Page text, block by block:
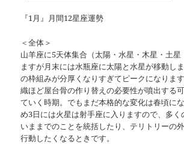
『1月』月間12星座運勢
＜全体＞
山羊座に5天体集合（太陽・水星・木星・土
ますが月末には水瓶座に太陽と水星が移動し
の枠組みが分厚くなりすぎてピークになりま
織ほど屋台骨の作り替えの必要性が噴出する
ていく時期。でもまだ本格的な変化は春頃に
め3日には火星は射手座に入りますので、多
いままでのことを統括したり、テリトリーの
行動したくなるときです。